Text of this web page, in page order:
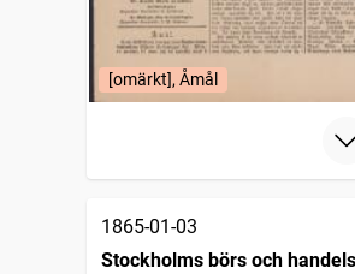
[omärkt], Åmål
1865-01-03
Stockholms börs och